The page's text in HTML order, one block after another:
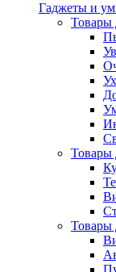
Гаджеты и
Товары
Товары
Товары